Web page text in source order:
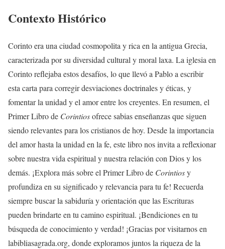
Contexto Histórico
Corinto era una ciudad cosmopolita y rica en la antigua Grecia,
caracterizada por su diversidad cultural y moral laxa. La iglesia en
Corinto reflejaba estos desafíos, lo que llevó a Pablo a escribir
esta carta para corregir desviaciones doctrinales y éticas, y
fomentar la unidad y el amor entre los creyentes. En resumen, el
Primer Libro de Corintiosofrece sabias enseñanzas que siguen
siendo relevantes para los cristianos de hoy. Desde la importancia
del amor hasta la unidad en la fe, este libro nos invita a reflexionar
sobre nuestra vida espiritual y nuestra relación con Dios y los
demás. ¡Explora más sobre el Primer Libro de Corintiosy
profundiza en su significado y relevancia para tu fe! Recuerda
siempre buscar la sabiduría y orientación que las Escrituras
pueden brindarte en tu camino espiritual. ¡Bendiciones en tu
búsqueda de conocimiento y verdad! ¡Gracias por visitarnos en
labibliasagrada.org, donde exploramos juntos la riqueza de la